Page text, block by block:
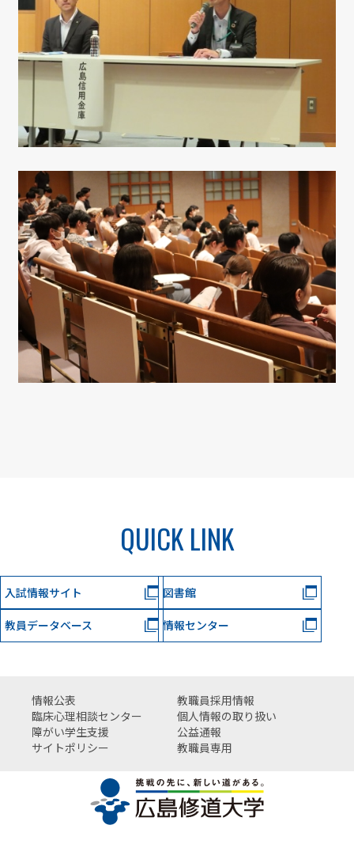
QUICK LINK
入試情報サイト 図書館
教員データベース 情報センター
情報公表
教職員採用情報
臨床心理相談センター
個人情報の取り扱い
障がい学生支援
公益通報
サイトポリシー
教職員専用